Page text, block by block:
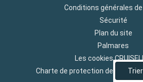
Conditions générales
Sécurité
Plan du site
Palmares
Les cookies
Charte de protection des